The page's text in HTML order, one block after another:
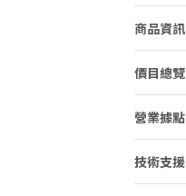
商品資訊
價目總覽
營業據點
技術支援